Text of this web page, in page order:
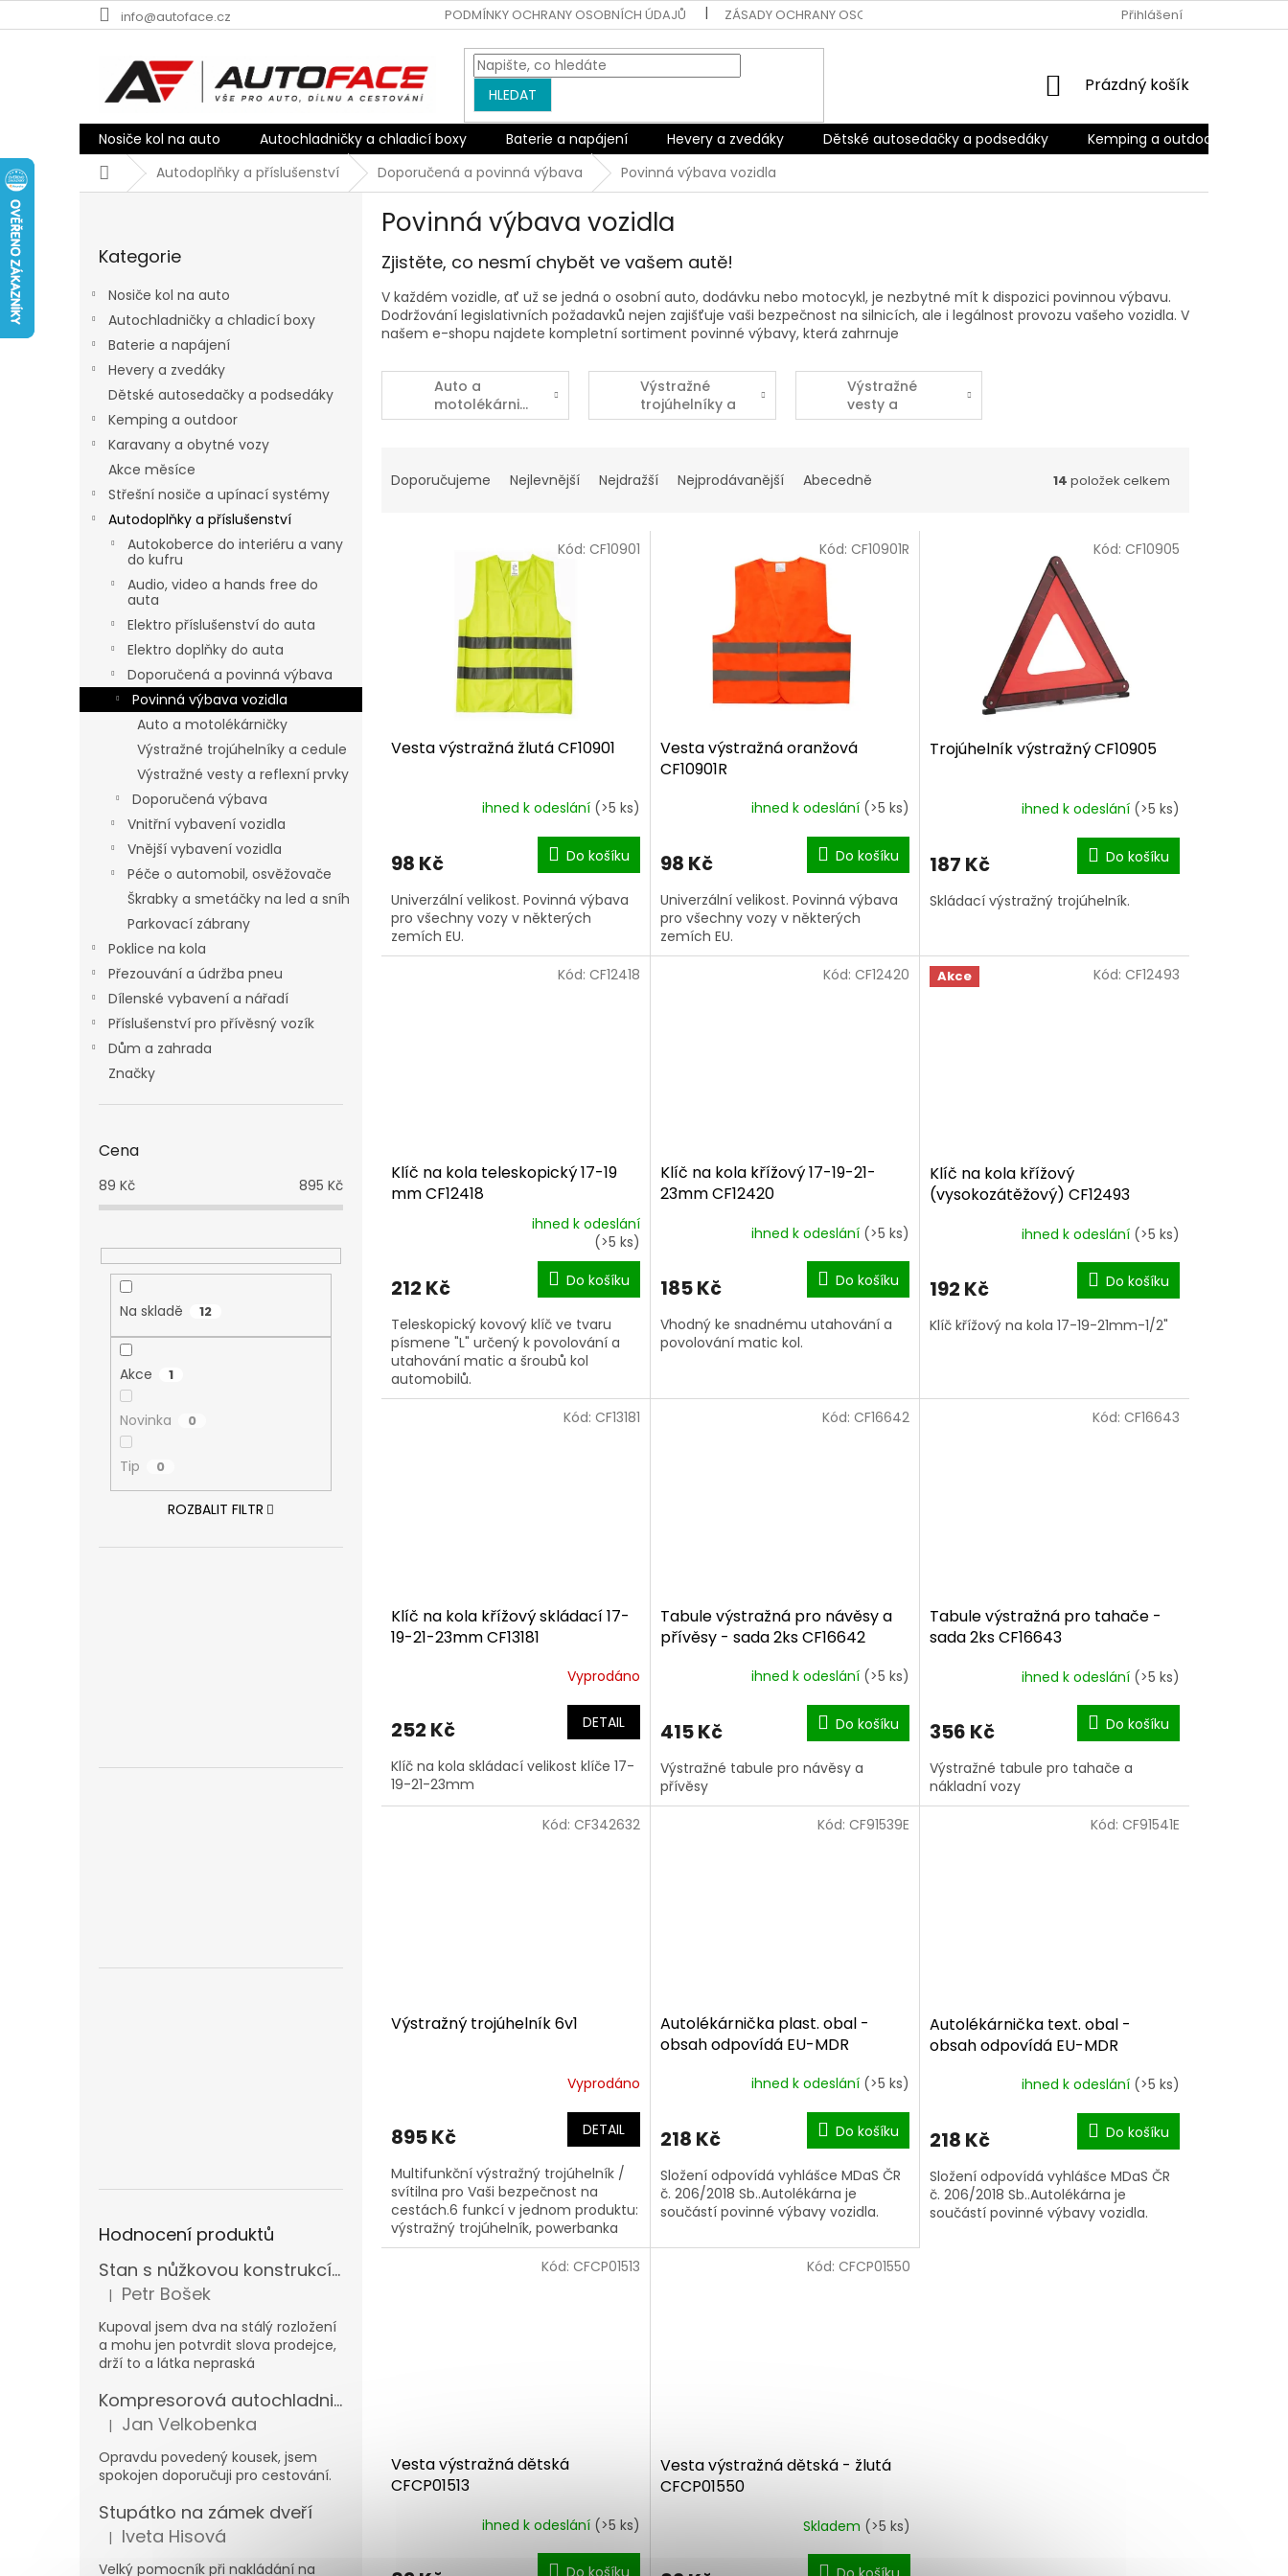
na
info@autoface.cz PODMÍNKY OCHRANY OSOBNÍCH ÚDAJŮ ZÁSADY OCHRANY OSOBNÍCH ÚDAJŮ ODSTOUPENÍ OD SMLOUVYPřihlášení
HLEDAT
NÁKUPNÍ
Prázdný košík
Nosiče kol na auto Autochladničky a chladicí boxy Baterie a napájení Hevery a zvedáky Dětské autosedačky a podsedáky Kemping a outdoor
DomůAutodoplňky a příslušenství Doporučená a povinná výbava Povinná výbava vozidla
kategorie
Kategorie
Nosiče kol na auto
Autochladničky a chladicí boxy
Baterie a napájení
Hevery a zvedáky
Dětské autosedačky a podsedáky
Kemping a outdoor
Karavany a obytné vozy
Akce měsíce
Střešní nosiče a upínací systémy
Autodoplňky a příslušenství
Autokoberce do interiéru a vany
do kufru
Audio, video a hands free do
auta
Elektro příslušenství do auta
Elektro doplňky do auta
Doporučená a povinná výbava
Povinná výbava vozidla
Auto a motolékárničky
Výstražné trojúhelníky a cedule
Výstražné vesty a reflexní prvky
Doporučená výbava
Vnitřní vybavení vozidla
Vnější vybavení vozidla
Péče o automobil, osvěžovače
Škrabky a smetáčky na led a sníh
Parkovací zábrany
Poklice na kola
Přezouvání a údržba pneu
Dílenské vybavení a nářadí
Příslušenství pro přívěsný vozík
Dům a zahrada
Značky
Cena
89 Kč 895 Kč
Na skladě 12
Akce 1
Novinka 0
Tip 0
ROZBALIT FILTR
Hodnocení produktů
Stan s nůžkovou konstrukcí 3x3m
Hodnocení produktu je 5 z 5 hvězdiček.
| Petr Bošek
Kupoval jsem dva na stálý rozložení
a mohu jen potvrdit slova prodejce,
drží to a látka nepraská
Kompresorová autochladnička Carbest MaxiFreezer 40 l 12/230 V -20 °C
Hodnocení produktu je 5 z 5 hvězdiček.
| Jan Velkobenka
Opravdu povedený kousek, jsem
spokojen doporučuji pro cestování.
Stupátko na zámek dveří
Hodnocení produktu je 5 z 5 hvězdiček.
| Iveta Hisová
Velký pomocník při nakládání na
Povinná výbava vozidla
Zjistěte, co nesmí chybět ve vašem autě!
V každém vozidle, ať už se jedná o osobní auto, dodávku nebo motocykl, je nezbytné mít k dispozici povinnou výbavu.
Dodržování legislativních požadavků nejen zajišťuje vaši bezpečnost na silnicích, ale i legálnost provozu vašeho vozidla. V
našem e-shopu najdete kompletní sortiment povinné výbavy, která zahrnuje
Auto a
motolékárničky
Výstražné
trojúhelníky a
cedule
Výstražné
vesty a
reflexní prvky
aDoporučujeme Nejlevnější Nejdražší Nejprodávanější Abecedně 14 položek celkem
Vesta výstražná žlutá CF10901
ihned k odeslání (>5 ks)
98 Kč Do košíku
Univerzální velikost. Povinná výbava
pro všechny vozy v některých
zemích EU.
Kód: CF10901
Vesta výstražná oranžová
CF10901R
ihned k odeslání (>5 ks)
98 Kč Do košíku
Univerzální velikost. Povinná výbava
pro všechny vozy v některých
zemích EU.
Kód: CF10901R
Trojúhelník výstražný CF10905
ihned k odeslání (>5 ks)
187 Kč Do košíku
Skládací výstražný trojúhelník.
Kód: CF10905
Klíč na kola teleskopický 17-19
mm CF12418
je
z
5
hvězdiček.
ihned k odeslání
(>5 ks)
212 Kč Do košíku
Teleskopický kovový klíč ve tvaru
písmene "L" určený k povolování a
utahování matic a šroubů kol
automobilů.
Kód: CF12418
Klíč na kola křížový 17-19-21-
23mm CF12420
ihned k odeslání (>5 ks)
185 Kč Do košíku
Vhodný ke snadnému utahování a
povolování matic kol.
Kód: CF12420 Akce
Klíč na kola křížový
(vysokozátěžový) CF12493
ihned k odeslání (>5 ks)
192 Kč Do košíku
Klíč křížový na kola 17-19-21mm-1/2"
Kód: CF12493
Klíč na kola křížový skládací 17-
19-21-23mm CF13181
Vyprodáno
252 Kč DETAIL
Klíč na kola skládací velikost klíče 17-
19-21-23mm
Kód: CF13181
Tabule výstražná pro návěsy a
přívěsy - sada 2ks CF16642
ihned k odeslání (>5 ks)
415 Kč Do košíku
Výstražné tabule pro návěsy a
přívěsy
Kód: CF16642
Tabule výstražná pro tahače -
sada 2ks CF16643
ihned k odeslání (>5 ks)
356 Kč Do košíku
Výstražné tabule pro tahače a
nákladní vozy
Kód: CF16643
Výstražný trojúhelník 6v1
Vyprodáno
895 Kč DETAIL
Multifunkční výstražný trojúhelník /
svítilna pro Vaši bezpečnost na
cestách.6 funkcí v jednom produktu:
výstražný trojúhelník, powerbanka
(záložní baterie), pracovní svítilna,...
Kód: CF342632
Autolékárnička plast. obal -
obsah odpovídá EU-MDR
ihned k odeslání (>5 ks)
218 Kč Do košíku
Složení odpovídá vyhlášce MDaS ČR
č. 206/2018 Sb..Autolékárna je
součástí povinné výbavy vozidla.
Kód: CF91539E
Autolékárnička text. obal -
obsah odpovídá EU-MDR
ihned k odeslání (>5 ks)
218 Kč Do košíku
Složení odpovídá vyhlášce MDaS ČR
č. 206/2018 Sb..Autolékárna je
součástí povinné výbavy vozidla.
Kód: CF91541E
Vesta výstražná dětská
CFCP01513
ihned k odeslání (>5 ks)
Kód: CFCP01513
Vesta výstražná dětská - žlutá
CFCP01550
Skladem (>5 ks)
Kód: CFCP01550